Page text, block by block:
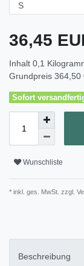
36,45
Inhalt 0,1
Grundpreis 364,50
Sofort
Wunschliste
* inkl. ges. MwSt. zzgl.
Beschreibung